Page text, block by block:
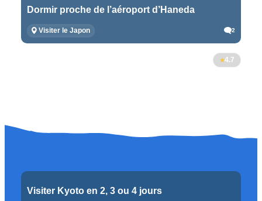
Dormir proche de l’aéroport d’Haneda
Visiter le Japon 2
4.7
Visiter Kyoto en 2, 3 ou 4 jours